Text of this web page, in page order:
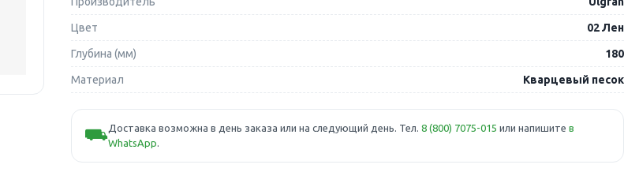
Цвет 02 Лен
Глубина (мм) 180
Материал Кварцевый песок
⛟Доставка возможна в день заказа или на следующий день. Тел.8 (800) 7075-015 или напишитев
WhatsApp